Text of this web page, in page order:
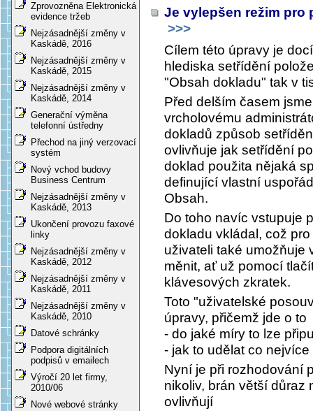
Zprovozněna Elektronická
evidence tržeb
Nejzásadnější změny v
Kaskádě, 2016
Nejzásadnější změny v
Kaskádě, 2015
Nejzásadnější změny v
Kaskádě, 2014
Generační výměna
telefonní ústředny
Přechod na jiný verzovací
systém
Nový vchod budovy
Business Centrum
Nejzásadnější změny v
Kaskádě, 2013
Ukončení provozu faxové
linky
Nejzásadnější změny v
Kaskádě, 2012
Nejzásadnější změny v
Kaskádě, 2011
Nejzásadnější změny v
Kaskádě, 2010
Datové schránky
Podpora digitálních
podpisů v emailech
Výročí 20 let firmy,
2010/06
Nové webové stránky
Je vylepšen režim pro
>>>
Cílem této úpravy je
hlediska setřídění
"Obsah dokladu" tak v
Před delším časem
vrcholovému
dokladů způsob
ovlivňuje jak setřídění
doklad použita nějaká
definující vlastní
Obsah.
Do toho navíc vstupuje
dokladu vkládal, což
uživateli také umožňuje
měnit, ať už pomocí
klávesových zkratek.
Toto "uživatelské
úpravy, přičemž jde o to
- do jaké míry to lze
- jak to udělat co nejvíce
Nyní je při rozhodování
nikoliv, brán větší důraz
ovlivňují